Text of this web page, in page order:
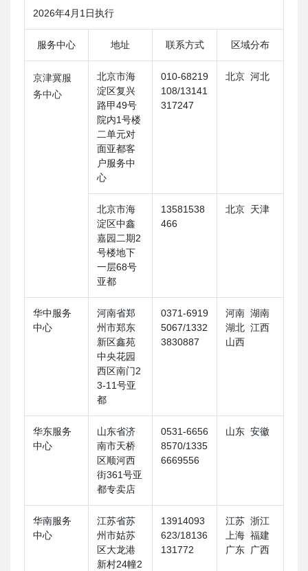
2026年4月1日执行
服务中心 地址 联系方式 区域分布
京津冀服
务中心
北京市海
淀区复兴
路甲49号
院内1号楼
二单元对
面亚都客
户服务中
心
010-68219
108/13141
317247
北京 河北
北京市海
淀区中鑫
嘉园二期2
号楼地下
一层68号
亚都
13581538
466
北京 天津
华中服务
中心
河南省郑
州市郑东
新区鑫苑
中央花园
西区南门2
3-11号亚
都
0371-6919
5067/1332
3830887
河南 湖南
湖北 江西
山西
华东服务
中心
山东省济
南市天桥
区顺河西
街361号亚
都专卖店
0531-6656
8570/1335
6669556
山东 安徽
华南服务
中心
江苏省苏
州市姑苏
区大龙港
新村24幢2
13914093
623/18136
131772
江苏 浙江
上海 福建
广东 广西